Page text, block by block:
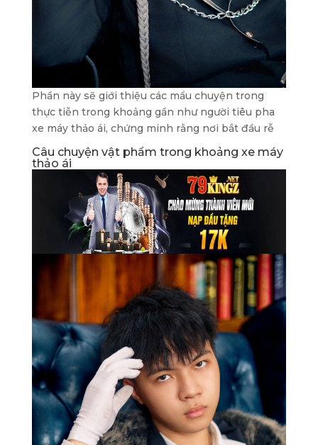
Phần này sẽ giới thiệu các mẩu chuyện trong
thực tiễn trong khoảng gần như người tiêu pha
xe máy thảo ái, chứng minh rằng nơi bắt đầu rễ
Câu chuyện vật phẩm trong khoảng xe máy
thảo ái